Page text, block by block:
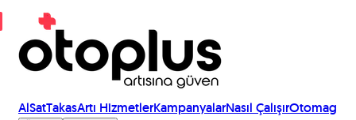
AlSatTakasArtı HizmetlerKampanyalarNasıl ÇalışırOtomag